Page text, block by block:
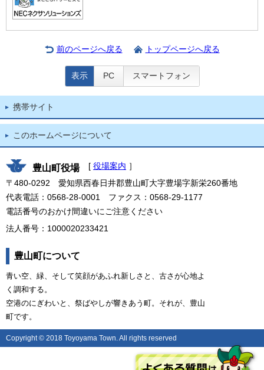
前のページへ戻る トップページへ戻る
表示 PC スマートフォン
携帯サイト
このホームページについて
豊山町役場 [ 役場案内 ］
〒480-0292 愛知県西春日井郡豊山町大字豊場字新栄260番地
代表電話：0568-28-0001 ファクス：0568-29-1177
電話番号のおかけ間違いにご注意ください
法人番号：1000020233421
豊山町について
青い空、緑、そして笑顔があふれ新しさと、古さが心地よ
く調和する。
空港のにぎわいと、祭ばやしが響きあう町。それが、豊山
町です。
Copyright © 2018 Toyoyama Town. All rights reserved